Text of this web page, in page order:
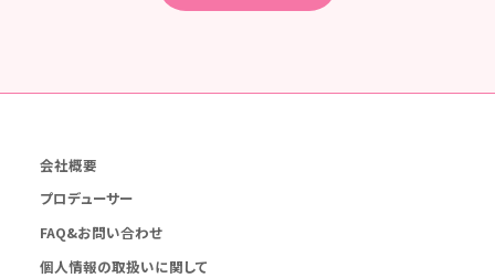
会社概要
プロデューサー
FAQ&お問い合わせ
個人情報の取扱いに関して